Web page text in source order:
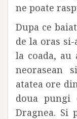
ne poate
Dupa ce
de la oras
la coada, au
neorasean
atatea ore
doua pungi
Dragnea. Si